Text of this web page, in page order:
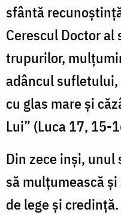
sfântă
Cerescul Doctor
trupurilor,
adâncul sufletului,
cu glas mare şi
Lui” (Luca 17, 15-
Din zece inşi,
să mulţumească
de lege şi